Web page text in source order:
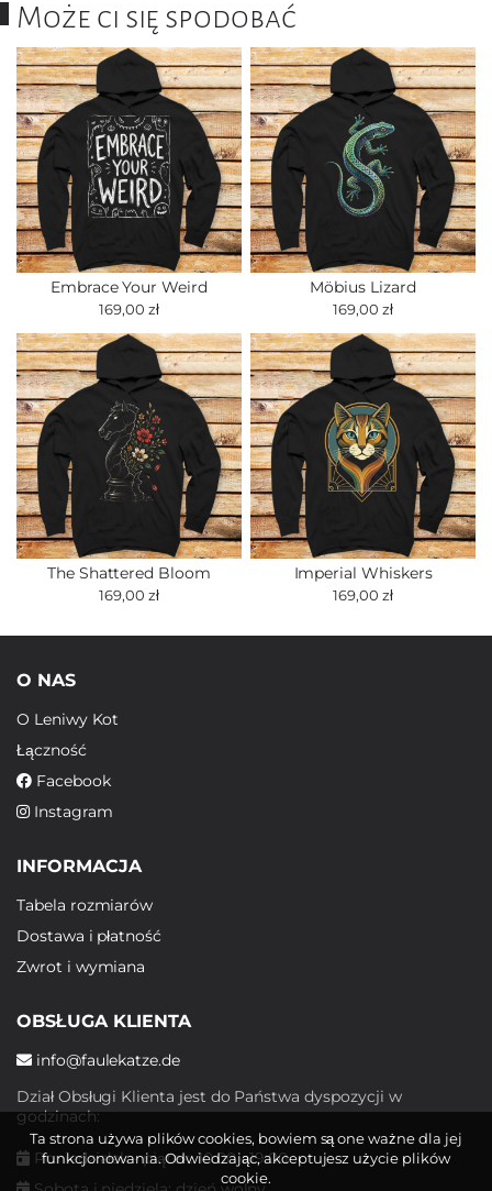
Może ci się spodobać
Embrace Your Weird
169,00 zł
Möbius Lizard
169,00 zł
The Shattered Bloom
169,00 zł
Imperial Whiskers
169,00 zł
O NAS
O Leniwy Kot
Łączność
Facebook
Instagram
INFORMACJA
Tabela rozmiarów
Dostawa i płatność
Zwrot i wymiana
OBSŁUGA KLIENTA
info@faulekatze.de
Dział Obsługi Klienta jest do Państwa dyspozycji w
godzinach:
Poniedziałek - piątek: 10:00 - 19:00
Ta strona używa plików cookies, bowiem są one ważne dla jej
funkcjonowania. Odwiedzając, akceptujesz użycie plików
cookie.